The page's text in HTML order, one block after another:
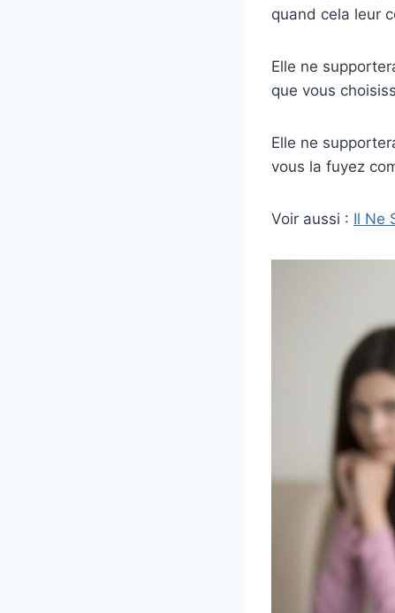
quand cela leur
Elle ne
que vous
Elle ne
vous la fuyez
Voir aussi : Il Ne